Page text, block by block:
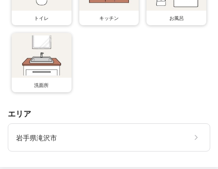
トイレ キッチン お風呂
洗面所
エリア
岩手県滝沢市